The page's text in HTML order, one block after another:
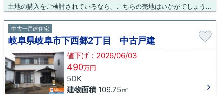
土地の購入をご検討されているなら、こちらの売地はいかがでしょうか。平坦地なので、買い物のときの道のりで負担抑えることができますよ。土地探しでお困りなら、吉村不動産販売までお問い合わせください。0120-431-330にてお待ちしております。
中古一戸建住宅
岐阜県岐阜市下西郷2丁目 中古戸建
値下げ：2026/06/03
490万円
5DK
建物面積109.75㎡